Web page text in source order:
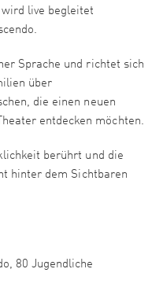
live begleitet
Sprache und richtet sich
über
die einen neuen
entdecken möchten.
berührt und die
hinter dem Sichtbaren
80 Jugendliche